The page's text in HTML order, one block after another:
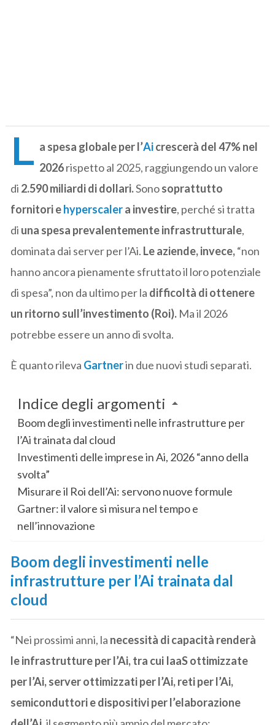
L a spesa globale per l’Aicrescerà del 47% nel
2026rispetto al 2025, raggiungendo un valore
di 2.590 miliardi di dollari.Sonosoprattutto
fornitori ehyperscalera investire, perché si tratta
di una spesa prevalentemente infrastrutturale,
dominata dai server per l’Ai. Le aziende, invece,“non
hanno ancora pienamente sfruttato il loro potenziale
di spesa”, non da ultimo per la difficoltà di ottenere
un ritorno sull’investimento (Roi). Ma il 2026
potrebbe essere un anno di svolta.
È quanto rileva Gartnerin due nuovi studi separati.
Indice degli argomenti
Boom degli investimenti nelle infrastrutture per
l’Ai trainata dal cloud
Investimenti delle imprese in Ai, 2026 “anno della
svolta”
Misurare il Roi dell’Ai: servono nuove formule
Gartner: il valore si misura nel tempo e
nell’innovazione
Boom degli investimenti nelle
infrastrutture per l’Ai trainata dal
cloud
“Nei prossimi anni, la necessità di capacità renderà
le infrastrutture per l’Ai, tra cui IaaS ottimizzate
per l’Ai, server ottimizzati per l’Ai, reti per l’Ai,
semiconduttori e dispositivi per l’elaborazione